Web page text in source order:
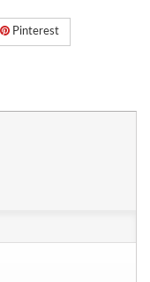
Pinterest